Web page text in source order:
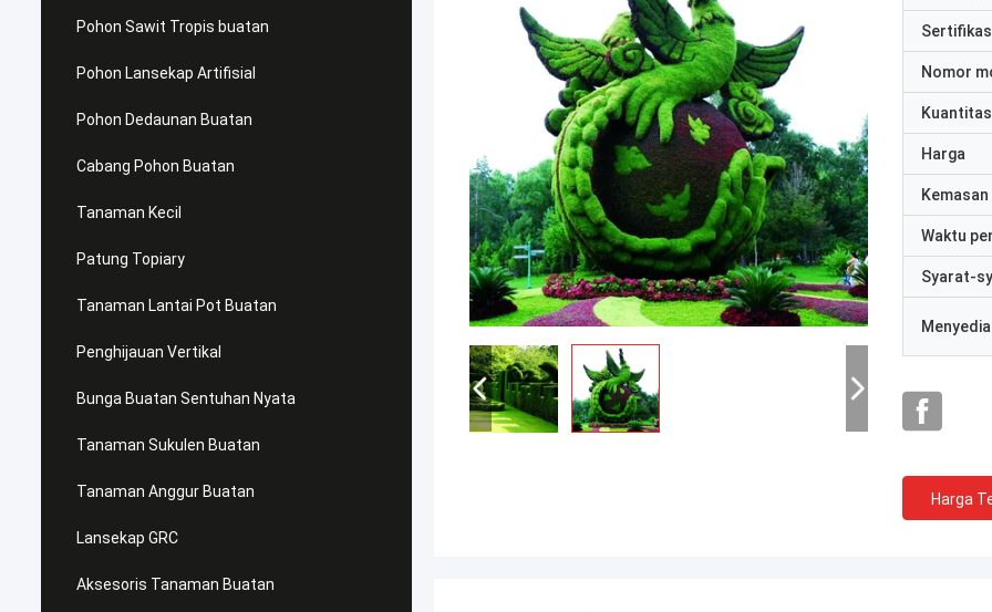
Pohon Sawit Tropis buatan
Pohon Lansekap Artifisial
Pohon Dedaunan Buatan
Cabang Pohon Buatan
Tanaman Kecil
Patung Topiary
Tanaman Lantai Pot Buatan
Penghijauan Vertikal
Bunga Buatan Sentuhan Nyata
Tanaman Sukulen Buatan
Tanaman Anggur Buatan
Lansekap GRC
Aksesoris Tanaman Buatan
Nomor
Harga
Waktu
Syarat-
Harga